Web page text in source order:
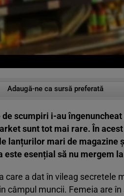
Adaugă-ne ca sursă preferată
scumpiri i-au
sunt tot mai rare. În
lanțurilor mari de magazine
este esențial să nu mergem
care a dat în vileag secretele
câmpul muncii. Femeia are